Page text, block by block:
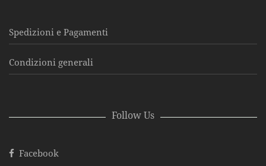
Spedizioni e Pagamenti
Condizioni generali
Follow Us
Facebook